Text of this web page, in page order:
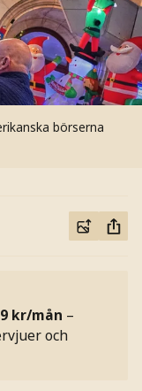
börserna
kr/mån –
och